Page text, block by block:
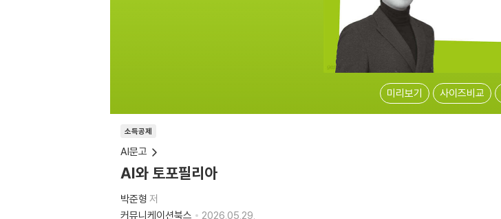
미리보기 사이즈비교
소득공제
AI문고
AI와 토포필리아
박준형 저
커뮤니케이션북스
2026.05.29.